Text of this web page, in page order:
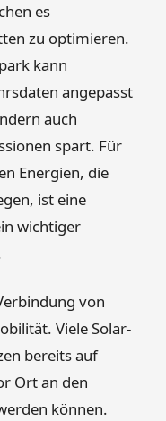
es
zu optimieren.
kann
angepasst
auch
spart. Für
Energien, die
ist eine
wichtiger
von
Viele Solar-
bereits auf
Ort an den
können.